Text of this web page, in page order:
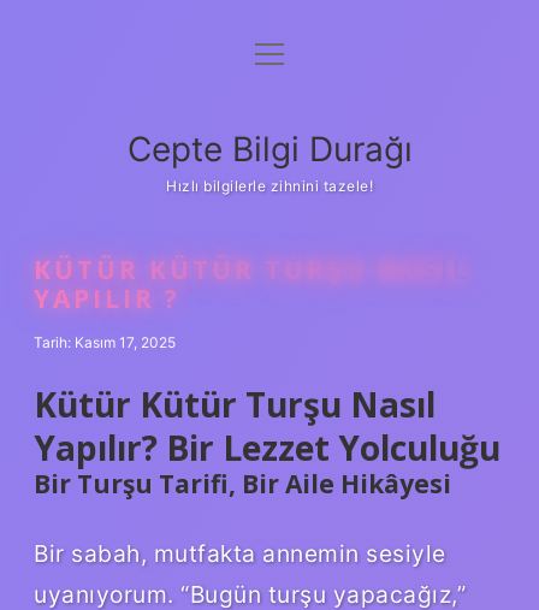
Anasayfa
Yasal Uyarı
menüyü
Cepte Bilgi Durağı
Hızlı bilgilerle zihnini tazele!
KÜTÜR KÜTÜR TURŞU NASIL
YAPILIR ?
Tarih: Kasım 17, 2025
Kütür Kütür Turşu Nasıl
Yapılır? Bir Lezzet Yolculuğu
Bir Turşu Tarifi, Bir Aile Hikâyesi
Bir sabah, mutfakta annemin sesiyle
uyanıyorum. “Bugün turşu yapacağız,”